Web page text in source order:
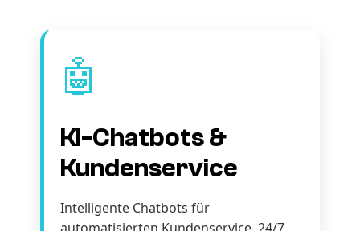
🤖
KI-Chatbots &
Kundenservice
Intelligente Chatbots für